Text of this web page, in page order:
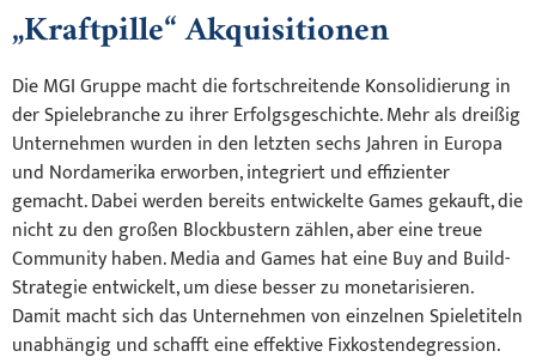
„Kraftpille“ Akquisitionen
Die MGI Gruppe macht die fortschreitende Konsolidierung in
der Spielebranche zu ihrer Erfolgsgeschichte. Mehr als dreißig
Unternehmen wurden in den letzten sechs Jahren in Europa
und Nordamerika erworben, integriert und effizienter
gemacht. Dabei werden bereits entwickelte Games gekauft, die
nicht zu den großen Blockbustern zählen, aber eine treue
Community haben. Media and Games hat eine Buy and Build-
Strategie entwickelt, um diese besser zu monetarisieren.
Damit macht sich das Unternehmen von einzelnen Spieletiteln
unabhängig und schafft eine effektive Fixkostendegression.